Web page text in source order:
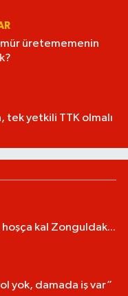
üretememenin
tek yetkili TTK olmalı
kal Zonguldak...
yok, damada iş var”